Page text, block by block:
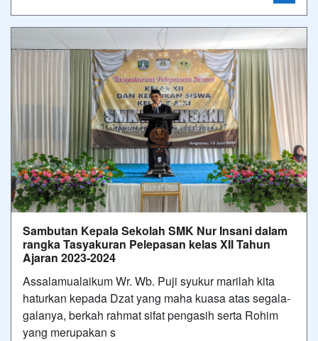
Sambutan Kepala Sekolah SMK Nur Insani dalam
rangka Tasyakuran Pelepasan kelas XII Tahun
Ajaran 2023-2024
Assalamualaikum Wr. Wb. Puji syukur marilah kita
haturkan kepada Dzat yang maha kuasa atas segala-
galanya, berkah rahmat sifat pengasih serta Rohim
yang merupakan s